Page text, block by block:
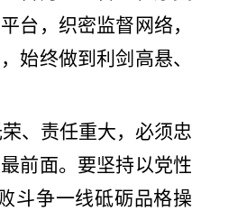
台，织密监督网络，
始终做到利剑高悬、
、责任重大，必须忠
前面。要坚持以党性
斗争一线砥砺品格操